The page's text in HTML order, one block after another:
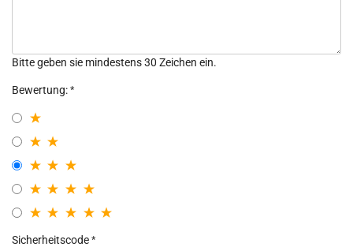
Bitte geben sie mindestens 30 Zeichen ein.
Bewertung:
Sicherheitscode